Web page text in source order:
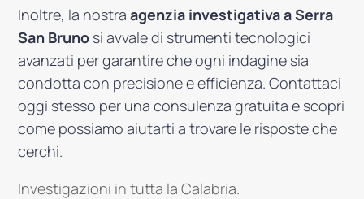
Inoltre, la nostraagenzia investigativa a Serra
San Bruno si avvale di strumenti tecnologici
avanzati per garantire che ogni indagine sia
condotta con precisione e efficienza. Contattaci
oggi stesso per una consulenza gratuita e scopri
come possiamo aiutarti a trovare le risposte che
cerchi.
Investigazioni in tutta la Calabria.